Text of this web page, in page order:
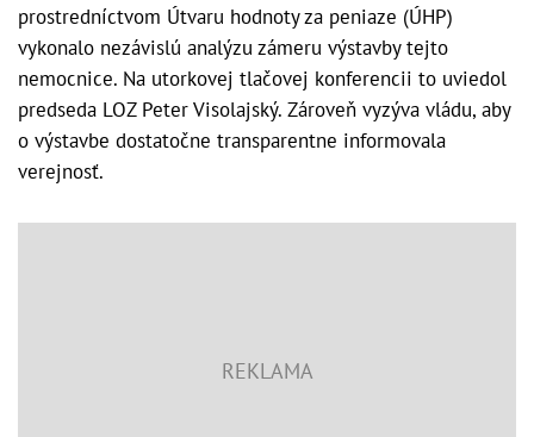
prostredníctvom Útvaru hodnoty za peniaze (ÚHP)
vykonalo nezávislú analýzu zámeru výstavby tejto
nemocnice. Na utorkovej tlačovej konferencii to uviedol
predseda LOZ Peter Visolajský. Zároveň vyzýva vládu, aby
o výstavbe dostatočne transparentne informovala
verejnosť.